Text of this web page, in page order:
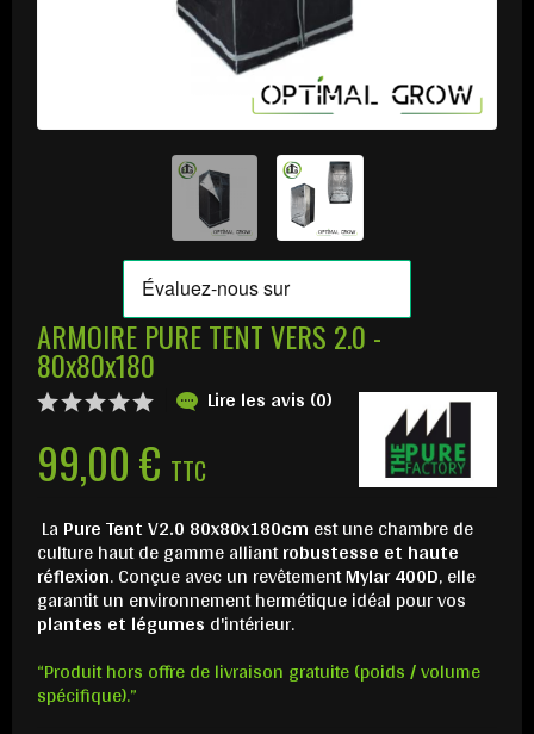
ARMOIRE PURE TENT VERS 2.0 -
80x80x180
Lire les avis (0)
99,00 € TTC
La Pure Tent V2.0 80x80x180cm est une chambre de
culture haut de gamme alliantrobustesse et haute
réflexion. Conçue avec un revêtementMylar 400D, elle
garantit un environnement hermétique idéal pour vos
plantes et légumes d'intérieur.
“Produit hors offre de livraison gratuite (poids / volume
spécifique).”